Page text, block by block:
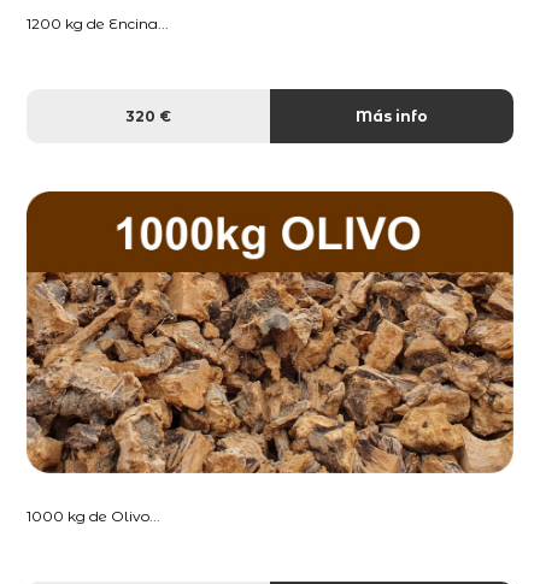
1200 kg de Encina...
320 € Más info
1000 kg de Olivo...